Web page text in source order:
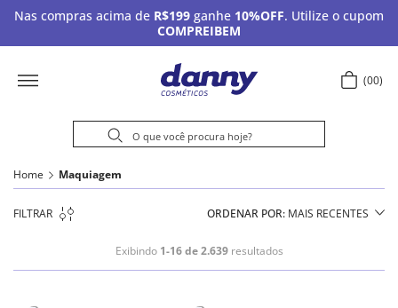
Nas compras acima de R$199 ganhe 10%OFF. Utilize o cupom
COMPREIBEM
00
Home Maquiagem
FILTRAR ORDENAR POR MAIS RECENTES
Exibindo 1-16 de 2.639resultados